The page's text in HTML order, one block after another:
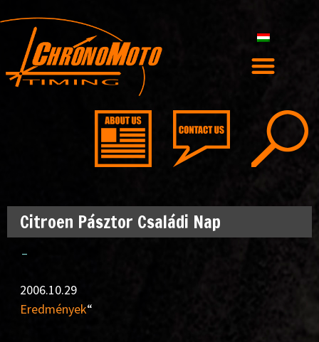
Citroen Pásztor Családi Nap
–
2006.10.29
Eredmények“